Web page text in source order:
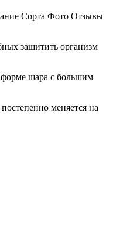
защитить организм
форме шара с большим
меняется на